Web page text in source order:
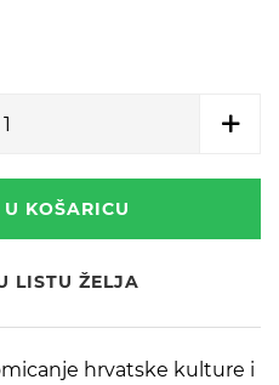
KOŠARICU
LISTU ŽELJA
hrvatske kulture i